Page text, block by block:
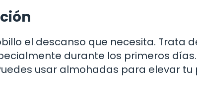
el descanso que necesita. Trata
durante los primeros
usar almohadas para elevar